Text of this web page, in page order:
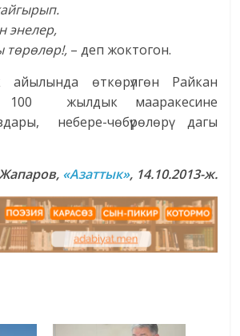
энелер,
төрөлөр!, – деп жоктогон.
айылында өткөрүлгөн Райкан
100 жылдык мааракесине
небере-чөбүрөлөрү дагы
«Азаттык», 14.10.2013-ж.